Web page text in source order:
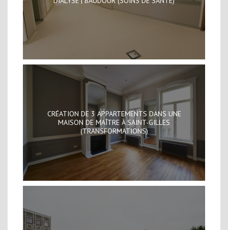
CRÉATION DE 3 APPARTEMENTS DANS UNE
MAISON DE MAÎTRE À SAINT-GILLES
(TRANSFORMATIONS)